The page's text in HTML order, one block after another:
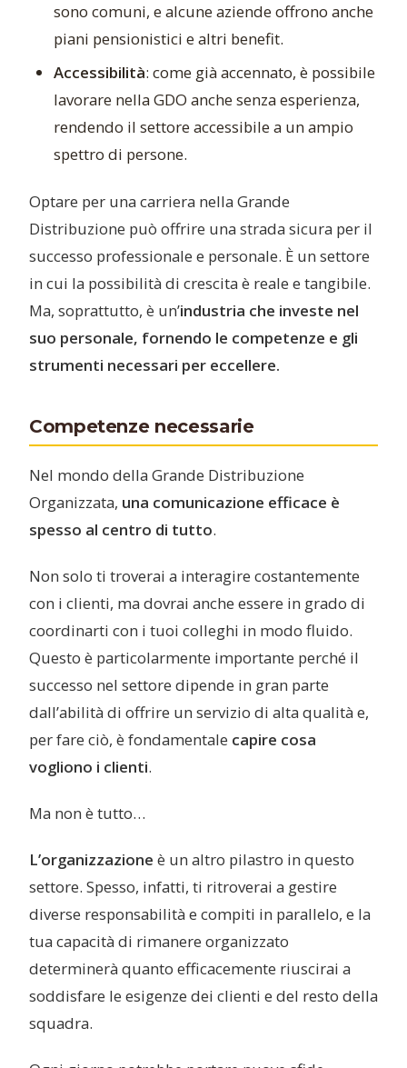
sono comuni, e alcune aziende offrono anche
piani pensionistici e altri benefit.
Accessibilità: come già accennato, è possibile
lavorare nella GDO anche senza esperienza,
rendendo il settore accessibile a un ampio
spettro di persone.
Optare per una carriera nella Grande
Distribuzione può offrire una strada sicura per il
successo professionale e personale. È un settore
in cui la possibilità di crescita è reale e tangibile.
Ma, soprattutto, è un’industria che investe nel
suo personale, fornendo le competenze e gli
strumenti necessari per eccellere.
Competenze necessarie
Nel mondo della Grande Distribuzione
Organizzata, una comunicazione efficace è
spesso al centro di tutto.
Non solo ti troverai a interagire costantemente
con i clienti, ma dovrai anche essere in grado di
coordinarti con i tuoi colleghi in modo fluido.
Questo è particolarmente importante perché il
successo nel settore dipende in gran parte
dall’abilità di offrire un servizio di alta qualità e,
per fare ciò, è fondamentale capire cosa
vogliono i clienti.
Ma non è tutto…
L’organizzazione è un altro pilastro in questo
settore. Spesso, infatti, ti ritroverai a gestire
diverse responsabilità e compiti in parallelo, e la
tua capacità di rimanere organizzato
determinerà quanto efficacemente riuscirai a
soddisfare le esigenze dei clienti e del resto della
squadra.